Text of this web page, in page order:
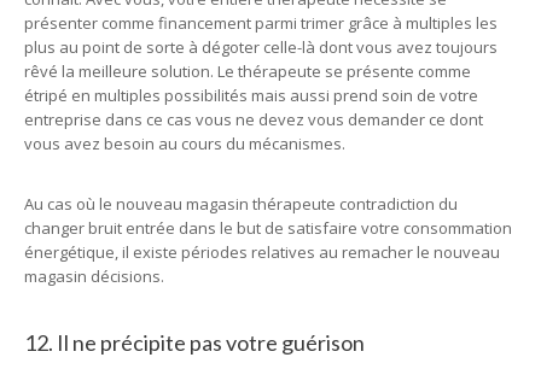
présenter comme financement parmi trimer grâce à multiples les
plus au point de sorte à dégoter celle-là dont vous avez toujours
rêvé la meilleure solution. Le thérapeute se présente comme
étripé en multiples possibilités mais aussi prend soin de votre
entreprise dans ce cas vous ne devez vous demander ce dont
vous avez besoin au cours du mécanismes.
Au cas où le nouveau magasin thérapeute contradiction du
changer bruit entrée dans le but de satisfaire votre consommation
énergétique, il existe périodes relatives au remacher le nouveau
magasin décisions.
12. Il ne précipite pas votre guérison